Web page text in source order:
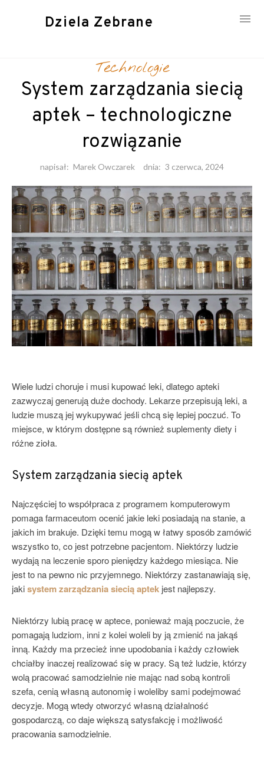
content
Dziela Zebrane
Technologie
System zarządzania siecią
aptek – technologiczne
rozwiązanie
napisał: Marek Owczarek dnia: 3 czerwca, 2024
Wiele ludzi choruje i musi kupować leki, dlatego apteki
zazwyczaj generują duże dochody. Lekarze przepisują leki, a
ludzie muszą jej wykupywać jeśli chcą się lepiej poczuć. To
miejsce, w którym dostępne są również suplementy diety i
różne zioła.
System zarządzania siecią aptek
Najczęściej to współpraca z programem komputerowym
pomaga farmaceutom ocenić jakie leki posiadają na stanie, a
jakich im brakuje. Dzięki temu mogą w łatwy sposób zamówić
wszystko to, co jest potrzebne pacjentom. Niektórzy ludzie
wydają na leczenie sporo pieniędzy każdego miesiąca. Nie
jest to na pewno nic przyjemnego. Niektórzy zastanawiają się,
jakisystem zarządzania siecią aptek jest najlepszy.
Niektórzy lubią pracę w aptece, ponieważ mają poczucie, że
pomagają ludziom, inni z kolei woleli by ją zmienić na jakąś
inną. Każdy ma przecież inne upodobania i każdy człowiek
chciałby inaczej realizować się w pracy. Są też ludzie, którzy
wolą pracować samodzielnie nie mając nad sobą kontroli
szefa, cenią własną autonomię i woleliby sami podejmować
decyzje. Mogą wtedy otworzyć własną działalność
gospodarczą, co daje większą satysfakcję i możliwość
pracowania samodzielnie.